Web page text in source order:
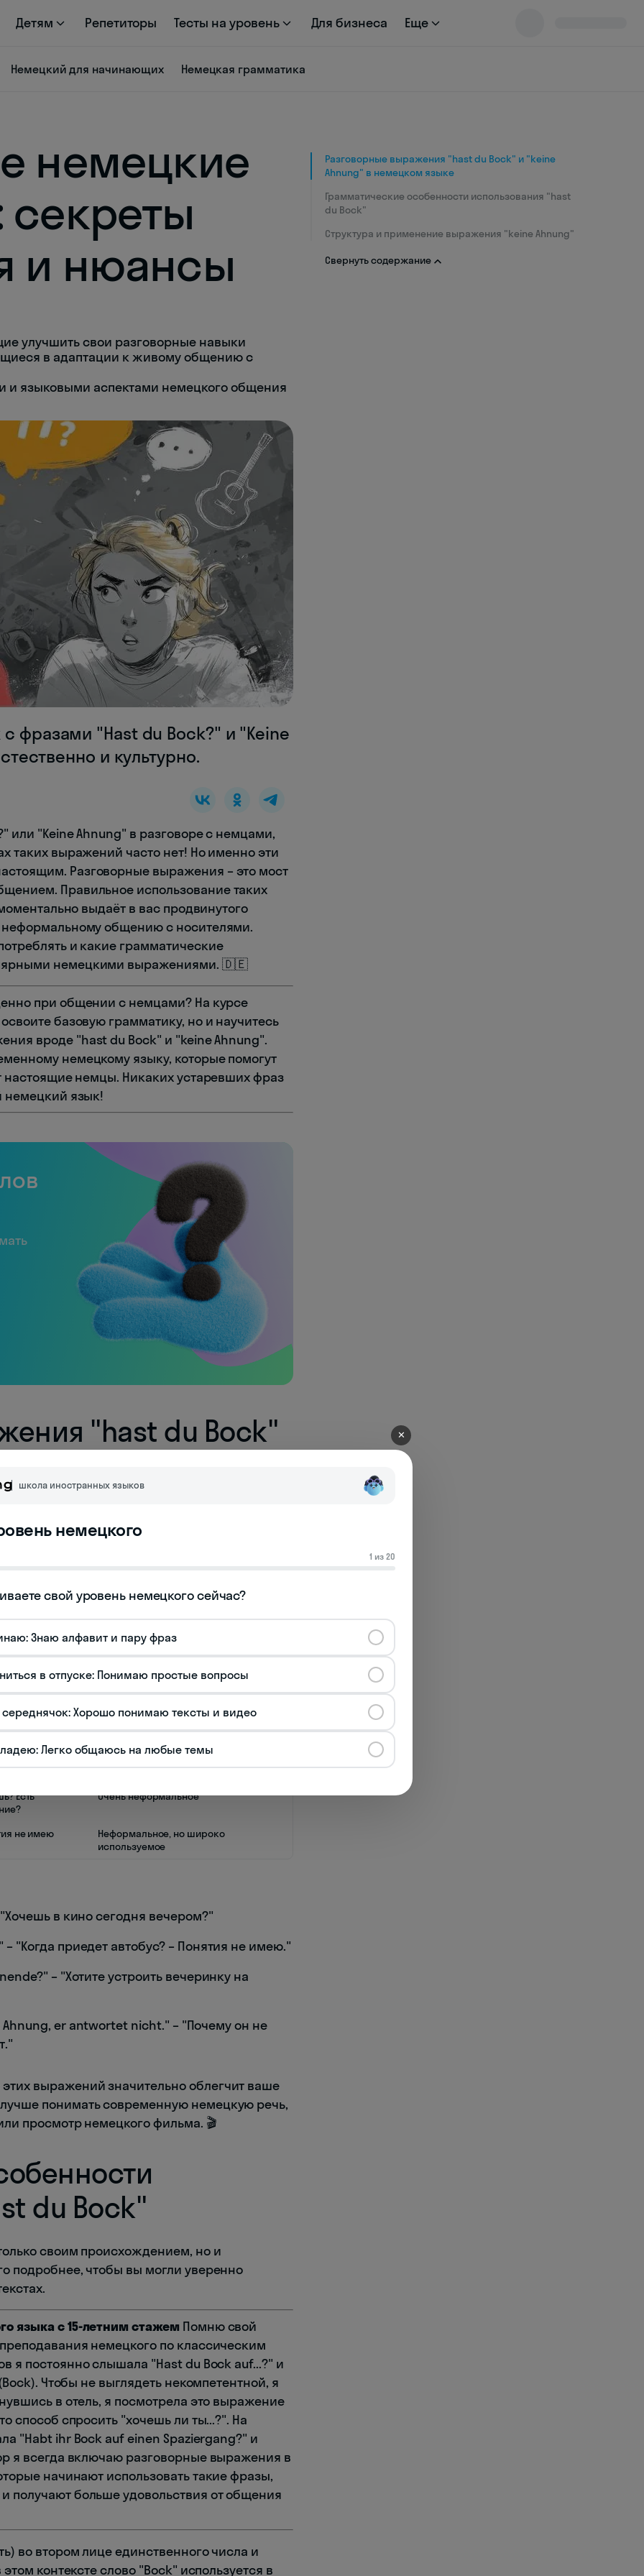
Детям Репетиторы Тесты на уровень Для бизнеса Еще
Немецкий для начинающих Немецкая грамматика
немецкие
и нюансы
улучшить свои разговорные навыки
в адаптации к живому общению с
языковыми аспектами немецкого общения
фразами "Hast du Bock?" и "Keine
и культурно.
или "Keine Ahnung" в разговоре с немцами,
таких выражений часто нет! Но именно эти
Разговорные выражения – это мост
Правильное использование таких
выдаёт в вас продвинутого
неформальному общению с носителями.
и какие грамматические
немецкими выражениями. 🇩🇪
при общении с немцами? На курсе
базовую грамматику, но и научитесь
вроде "hast du Bock" и "keine Ahnung".
немецкому языку, которые помогут
настоящие немцы. Никаких устаревших фраз
немецкий язык!
"hast du Bock"
языке
которые придают речи
самых популярных выражений – "hast du
языка ежедневно, но редко
как "У тебя есть козёл?", что звучит
это означает "Есть желание?",
имеет неформальный характер и
и в молодёжной среде. 🎯
представления" и используется как
"без понятия". Это универсальное
разных контекстах – от академических
значение
Уровень формальности
Есть
Очень неформальное
не имею
Неформальное, но широко
используемое
в кино сегодня вечером?"
"Когда приедет автобус? – Понятия не имею."
– "Хотите устроить вечеринку на
er antwortet nicht." – "Почему он не
выражений значительно облегчит ваше
понимать современную немецкую речь,
просмотр немецкого фильма. 🎬
du Bock"
своим происхождением, но и
подробнее, чтобы вы могли уверенно
языка с 15-летним стажем Помню свой
немецкого по классическим
я постоянно слышала "Hast du Bock auf...?" и
Чтобы не выглядеть некомпетентной, я
в отель, я посмотрела это выражение
способ спросить "хочешь ли ты...?". На
"Habt ihr Bock auf einen Spaziergang?" и
я всегда включаю разговорные выражения в
начинают использовать такие фразы,
получают больше удовольствия от общения
во втором лице единственного числа и
контексте слово "Bock" используется в
Разговорные выражения "hast du Bock" и "keine
Ahnung" в немецком языке
Грамматические особенности использования "hast
du Bock"
Структура и применение выражения "keine Ahnung"
Свернуть содержание
✕
школа иностранных языков
немецкого
1 из 20
свой уровень немецкого сейчас?
Знаю алфавит и пару фраз
в отпуске: Понимаю простые вопросы
Хорошо понимаю тексты и видео
Легко общаюсь на любые темы